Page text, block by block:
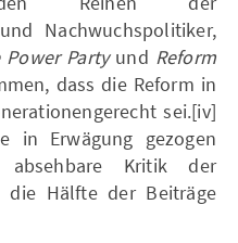
Nachwuchspolitiker,
Power Partyund Reform
dass die Reform in
sei.[iv]
in Erwägung gezogen
Kritik der
die Hälfte der Beiträge